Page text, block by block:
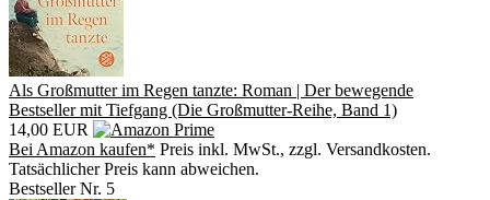
Als Großmutter im Regen tanzte: Roman | Der bewegende
Bestseller mit Tiefgang (Die Großmutter-Reihe, Band 1)
14,00 EUR
Bei Amazon kaufen* Preis inkl. MwSt., zzgl. Versandkosten.
Tatsächlicher Preis kann abweichen.
Bestseller Nr. 5